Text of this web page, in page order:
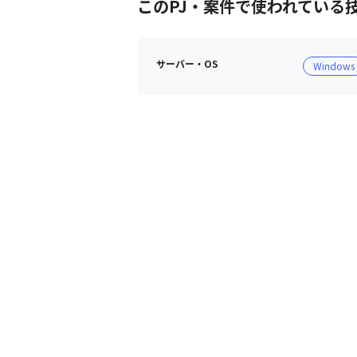
このPJ・案件で使われている
サーバー・OS Windows